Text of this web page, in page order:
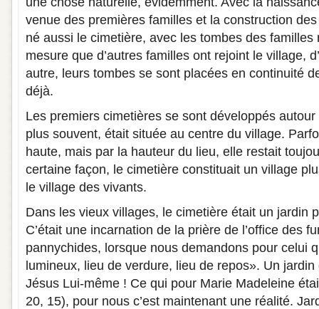
venue des premières familles et la construction
né aussi le cimetière, avec les tombes des familles
mesure que d’autres familles ont rejoint le village,
autre, leurs tombes se sont placées en continuité
déjà.
Les premiers cimetières se sont développés autour
plus souvent, était située au centre du village.
haute, mais par la hauteur du lieu, elle restait
certaine façon, le cimetière constituait un village
le village des vivants.
Dans les vieux villages, le cimetière était un jardin
C’était une incarnation de la prière de l’office des
pannychides, lorsque nous demandons pour celui
lumineux, lieu de verdure, lieu de repos». Un
Jésus Lui-même ! Ce qui pour Marie Madeleine
20, 15), pour nous c’est maintenant une réalité.